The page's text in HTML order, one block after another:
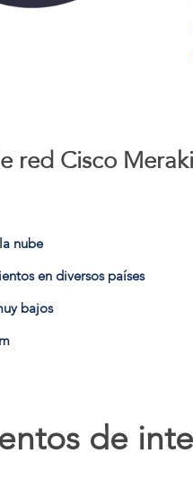
red Cisco
nube
en diversos países
bajos
de